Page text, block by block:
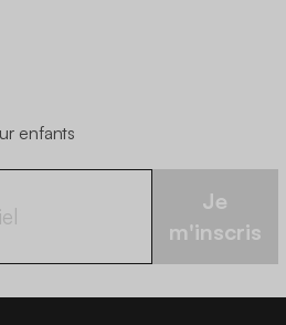
enfants
Je
m'inscris